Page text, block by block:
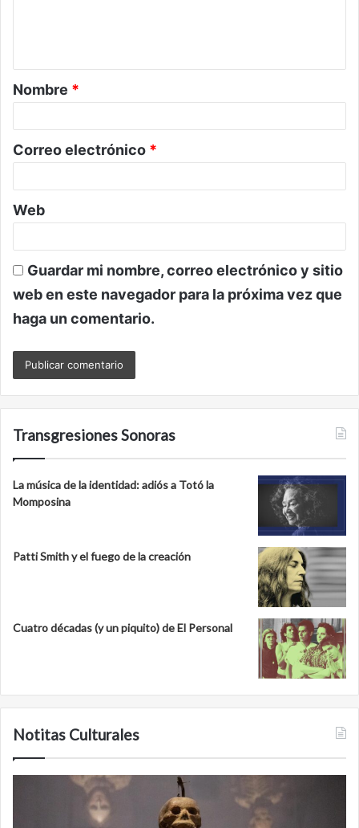
a
r
o
*
Nombre *
Correo electrónico *
Web
Guardar mi nombre, correo electrónico y sitio
web en este navegador para la próxima vez que
haga un comentario.
Transgresiones Sonoras
La música de la identidad: adiós a Totó la
Momposina
Patti Smith y el fuego de la creación
Cuatro décadas (y un piquito) de El Personal
Notitas Culturales